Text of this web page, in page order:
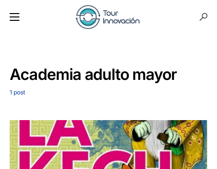
Academia adulto mayor
1 post